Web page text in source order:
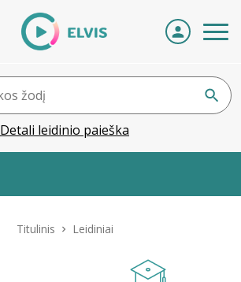
Detali leidinio paieška
Titulinis Leidiniai